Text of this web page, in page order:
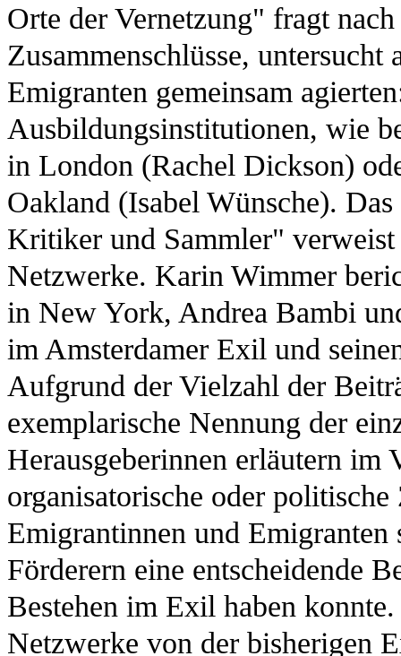
Orte der Vernetzung" fragt
Zusammenschlüsse, untersucht
Emigranten gemeinsam
Ausbildungsinstitutionen, wie
in London (Rachel Dickson)
Oakland (Isabel Wünsche).
Kritiker und Sammler"
Netzwerke. Karin Wimmer
in New York, Andrea Bambi
im Amsterdamer Exil und
Aufgrund der Vielzahl der
exemplarische Nennung der
Herausgeberinnen erläutern im
organisatorische oder
Emigrantinnen und
Förderern eine entscheidende
Bestehen im Exil haben
Netzwerke von der bisherigen